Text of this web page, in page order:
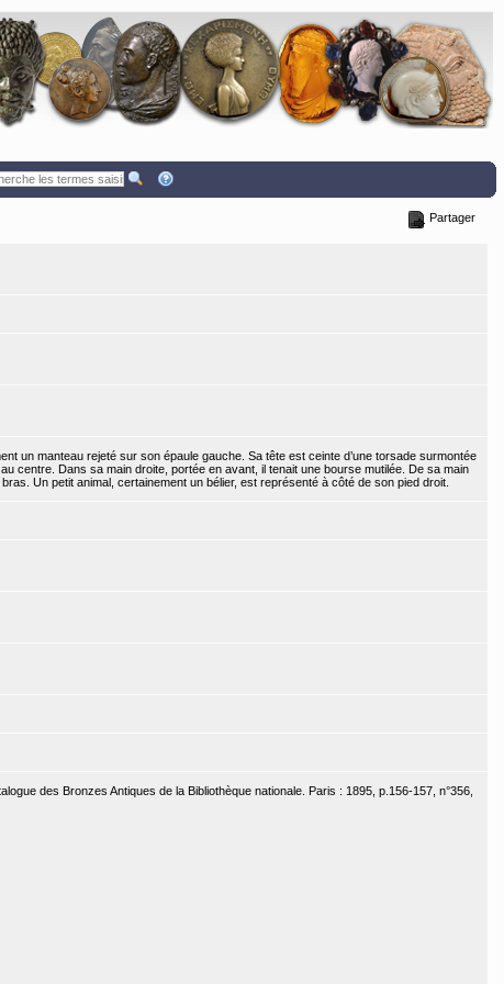
Partager
un manteau rejeté sur son épaule gauche. Sa tête est ceinte d’une torsade surmontée
centre. Dans sa main droite, portée en avant, il tenait une bourse mutilée. De sa main
Un petit animal, certainement un bélier, est représenté à côté de son pied droit.
des Bronzes Antiques de la Bibliothèque nationale. Paris : 1895, p.156-157, n°356,